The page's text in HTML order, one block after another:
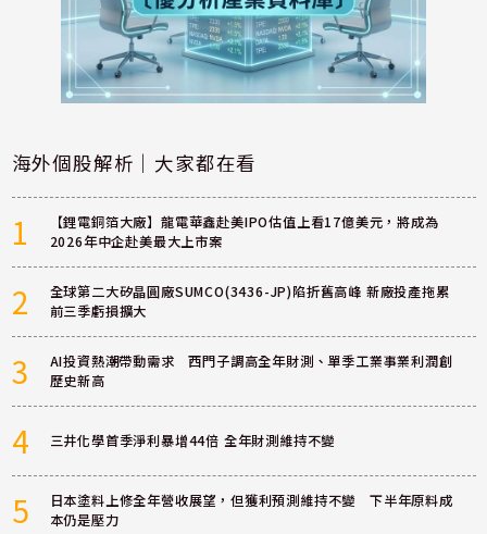
海外個股解析｜大家都在看
1
【鋰電銅箔大廠】龍電華鑫赴美IPO估值上看17億美元，將成為
2026年中企赴美最大上市案
2
全球第二大矽晶圓廠SUMCO(3436-JP)陷折舊高峰 新廠投產拖累
前三季虧損擴大
3
AI投資熱潮帶動需求 西門子調高全年財測、單季工業事業利潤創
歷史新高
4 三井化學首季淨利暴增44倍 全年財測維持不變
5
日本塗料上修全年營收展望，但獲利預測維持不變 下半年原料成
本仍是壓力